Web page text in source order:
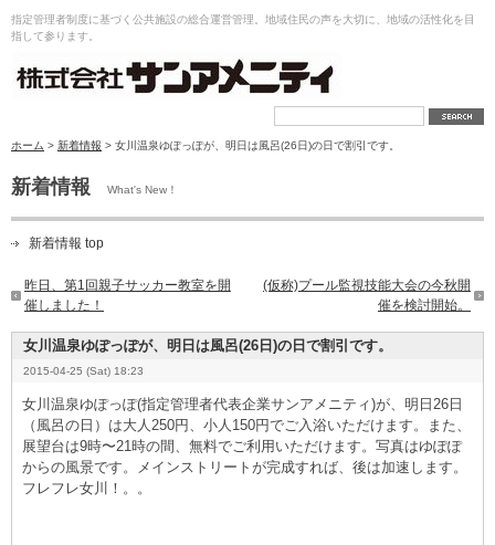
指定管理者制度に基づく公共施設の総合運営管理。地域住民の声を大切に、地域の活性化を目
指して参ります。
ホーム > 新着情報 > 女川温泉ゆぽっぽが、明日は風呂(26日)の日で割引です。
新着情報 What's New！
新着情報 top
昨日、第1回親子サッカー教室を開
催しました！
(仮称)プール監視技能大会の今秋開
催を検討開始。
女川温泉ゆぽっぽが、明日は風呂(26日)の日で割引です。
2015-04-25 (Sat) 18:23
女川温泉ゆぽっぽ(指定管理者代表企業サンアメニティ)が、明日26日
（風呂の日）は大人250円、小人150円でご入浴いただけます。また、
展望台は9時〜21時の間、無料でご利用いただけます。写真はゆぽぽ
からの風景です。メインストリートが完成すれば、後は加速します。
フレフレ女川！。 。